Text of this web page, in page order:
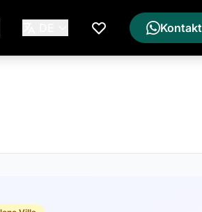
Meine Wunschliste